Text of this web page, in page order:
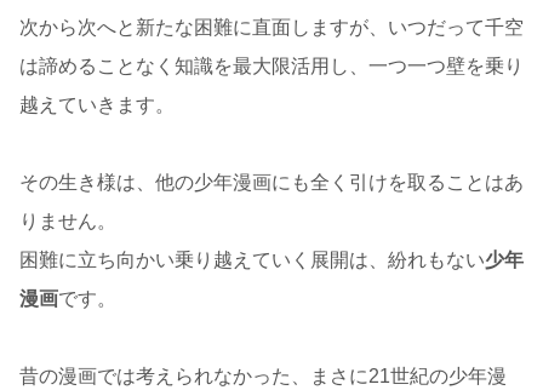
次から次へと新たな困難に直面しますが、いつだって千空
は諦めることなく知識を最大限活用し、一つ一つ壁を乗り
越えていきます。
その生き様は、他の少年漫画にも全く引けを取ることはあ
りません。
困難に立ち向かい乗り越えていく展開は、紛れもない少年
漫画です。
昔の漫画では考えられなかった、まさに21世紀の少年漫